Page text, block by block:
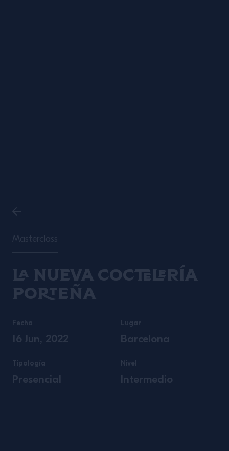
Masterclass
La nueva coctelería
porteña
Fecha
16 Jun, 2022
Lugar
Barcelona
Tipología
Presencial
Nivel
Intermedio